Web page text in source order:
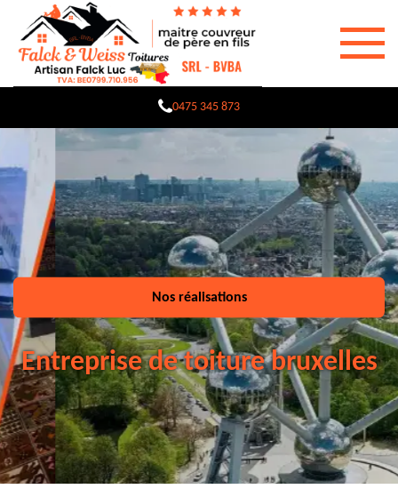
0475 345 873
Nos réalisations
Entreprise de toiture bruxelles